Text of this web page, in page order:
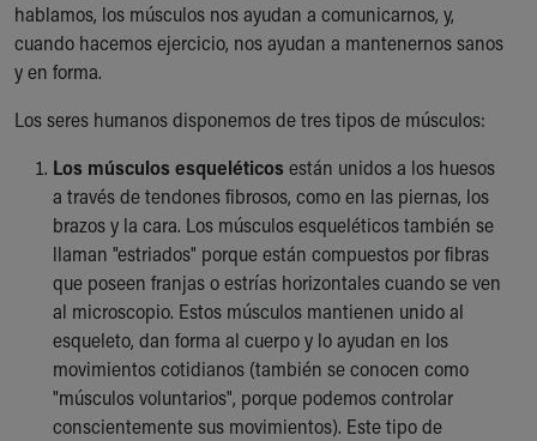
hablamos, los músculos nos ayudan a comunicarnos, y,
cuando hacemos ejercicio, nos ayudan a mantenernos sanos
y en forma.
Los seres humanos disponemos de tres tipos de músculos:
Los músculos esqueléticos están unidos a los huesos
a través de tendones fibrosos, como en las piernas, los
brazos y la cara. Los músculos esqueléticos también se
llaman "estriados" porque están compuestos por fibras
que poseen franjas o estrías horizontales cuando se ven
al microscopio. Estos músculos mantienen unido al
esqueleto, dan forma al cuerpo y lo ayudan en los
movimientos cotidianos (también se conocen como
"músculos voluntarios", porque podemos controlar
conscientemente sus movimientos). Este tipo de